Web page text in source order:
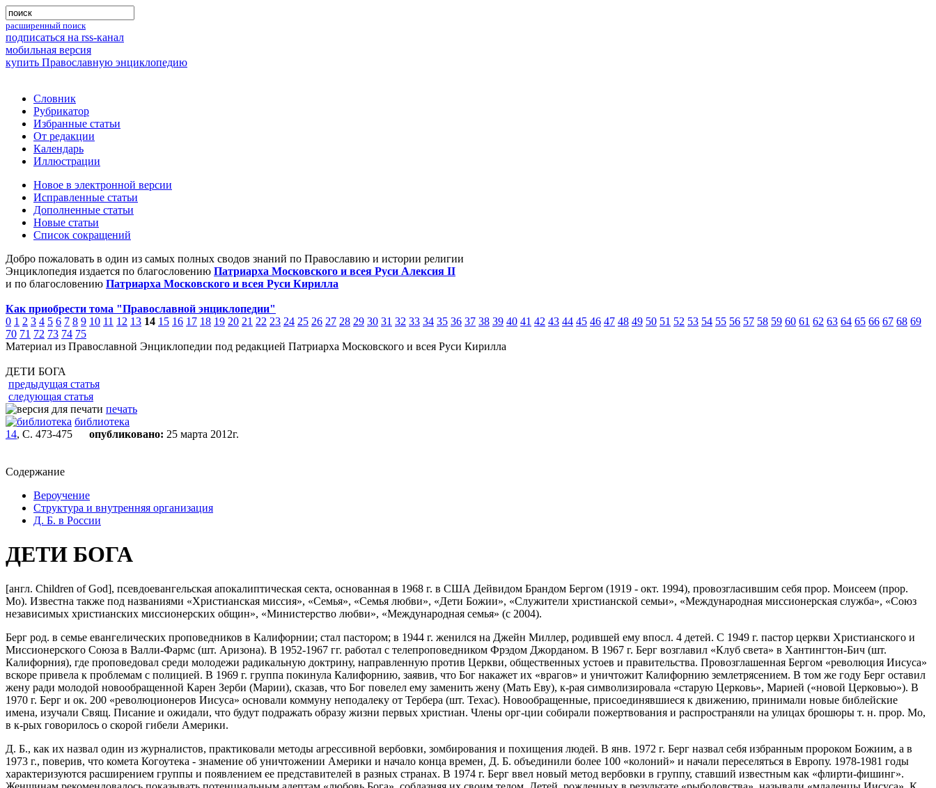
расширенный поиск
подписаться на rss-канал
мобильная версия
купить Православную энциклопедию
Словник
Рубрикатор
Избранные статьи
От редакции
Календарь
Иллюстрации
Новое в электронной версии
Исправленные статьи
Дополненные статьи
Новые статьи
Список сокращений
Добро пожаловать в один из самых полных сводов знаний по Православию и истории религии
Энциклопедия издается по благословению Патриарха Московского и всея Руси Алексия II
и по благословению Патриарха Московского и всея Руси Кирилла
Как приобрести тома "Православной энциклопедии"
0 1 2 3 4 5 6 7 8 9 10 11 12 13 14 15 16 17 18 19 20 21 22 23 24 25 26 27 28 29 30 31 32 33 34 35 36 37 38 39 40 41 42 43 44 45 46 47 48 49 50 51 52 53 54 55 56 57 58 59 60 61 62 63 64 65 66 67 68 69
70 71 72 73 74 75
Материал из Православной Энциклопедии под редакцией Патриарха Московского и всея Руси Кирилла
ДЕТИ БОГА
предыдущая статья
следующая статья
печать
библиотека
14, С. 473-475 опубликовано: 25 марта 2012г.
Содержание
Вероучение
Структура и внутренняя организация
Д. Б. в России
ДЕТИ БОГА
[англ. Children of God], псевдоевангельская апокалиптическая секта, основанная в 1968 г. в США Дейвидом Брандом Бергом (1919 - окт. 1994), провозгласившим себя прор. Моисеем (прор.
Мо). Известна также под названиями «Христианская миссия», «Семья», «Семья любви», «Дети Божии», «Служители христианской семьи», «Международная миссионерская служба», «Союз
независимых христианских миссионерских общин», «Министерство любви», «Международная семья» (с 2004).
Берг род. в семье евангелических проповедников в Калифорнии; стал пастором; в 1944 г. женился на Джейн Миллер, родившей ему впосл. 4 детей. С 1949 г. пастор церкви Христианского и
Миссионерского Союза в Валли-Фармс (шт. Аризона). В 1952-1967 гг. работал с телепроповедником Фрэдом Джорданом. В 1967 г. Берг возглавил «Клуб света» в Хантингтон-Бич (шт.
Калифорния), где проповедовал среди молодежи радикальную доктрину, направленную против Церкви, общественных устоев и правительства. Провозглашенная Бергом «революция Иисуса»
вскоре привела к проблемам с полицией. В 1969 г. группа покинула Калифорнию, заявив, что Бог накажет их «врагов» и уничтожит Калифорнию землетрясением. В том же году Берг оставил
жену ради молодой новообращенной Карен Зерби (Марии), сказав, что Бог повелел ему заменить жену (Мать Еву), к-рая символизировала «старую Церковь», Марией («новой Церковью»). В
1970 г. Берг и ок. 200 «революционеров Иисуса» основали коммуну неподалеку от Тербера (шт. Техас). Новообращенные, присоединявшиеся к движению, принимали новые библейские
имена, изучали Свящ. Писание и ожидали, что будут подражать образу жизни первых христиан. Члены орг-ции собирали пожертвования и распространяли на улицах брошюры т. н. прор. Мо,
в к-рых говорилось о скорой гибели Америки.
Д. Б., как их назвал один из журналистов, практиковали методы агрессивной вербовки, зомбирования и похищения людей. В янв. 1972 г. Берг назвал себя избранным пророком Божиим, а в
1973 г., поверив, что комета Когоутека - знамение об уничтожении Америки и начало конца времен, Д. Б. объединили более 100 «колоний» и начали переселяться в Европу. 1978-1981 годы
характеризуются расширением группы и появлением ее представителей в разных странах. В 1974 г. Берг ввел новый метод вербовки в группу, ставший известным как «флирти-фишинг».